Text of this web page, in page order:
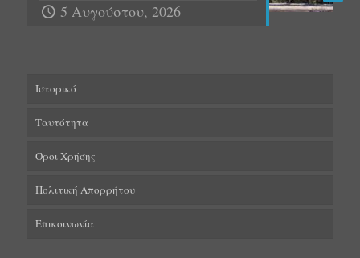
5 Αυγούστου, 2026
Ιστορικό
Ταυτότητα
Όροι Χρήσης
Πολιτική Απορρήτου
Επικοινωνία